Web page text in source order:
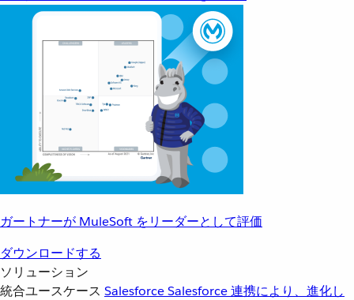
ガートナーが MuleSoft をリーダーとして評価
ダウンロードする
ソリューション
統合ユースケース SalesforceSalesforce 連携により、進化し